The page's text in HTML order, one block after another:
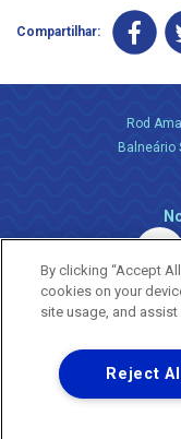
Compartilhar:
Rod
Balneário
By clicking “Accept
cookies on your
site usage, and
Reject All